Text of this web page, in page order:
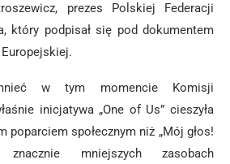
prezes Polskiej Federacji
który podpisał się pod dokumentem
w tym momencie Komisji
inicjatywa „One of Us” cieszyła
poparciem społecznym niż „Mój głos!
znacznie mniejszych zasobach